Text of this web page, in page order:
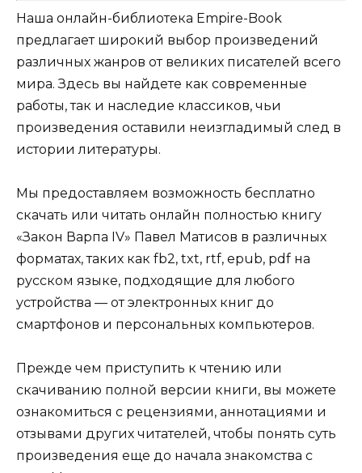
Наша онлайн-библиотека Empire-Book
предлагает широкий выбор произведений
различных жанров от великих писателей всего
мира. Здесь вы найдете как современные
работы, так и наследие классиков, чьи
произведения оставили неизгладимый след в
истории литературы.
Мы предоставляем возможность бесплатно
скачать или читать онлайн полностью книгу
«Закон Варпа IV» Павел Матисов в различных
форматах, таких как fb2, txt, rtf, epub, pdf на
русском языке, подходящие для любого
устройства — от электронных книг до
смартфонов и персональных компьютеров.
Прежде чем приступить к чтению или
скачиванию полной версии книги, вы можете
ознакомиться с рецензиями, аннотациями и
отзывами других читателей, чтобы понять суть
произведения еще до начала знакомства с